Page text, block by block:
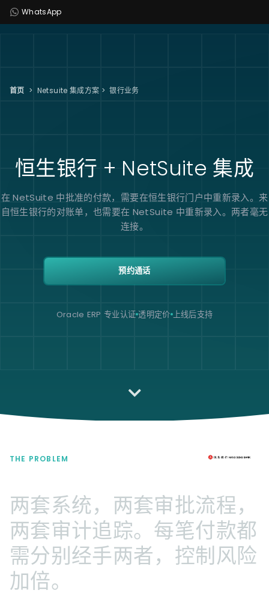
WhatsApp
首页 > Netsuite 集成方案 > 银行业务
恒生银行 + NetSuite 集成
在 NetSuite 中批准的付款，需要在恒生银行门户中重新录入。来
自恒生银行的对账单，也需要在 NetSuite 中重新录入。两者毫无
连接。
预约通话
Oracle ERP 专业认证 透明定价 上线后支持
THE PROBLEM
两套系统，两套审批流程，
两套审计追踪。每笔付款都
需分别经手两者，控制风险
加倍。